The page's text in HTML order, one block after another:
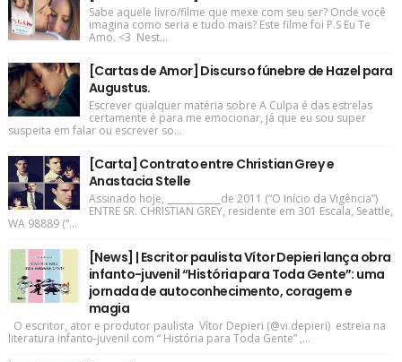
Sabe aquele livro/filme que mexe com seu ser? Onde você
imagina como seria e tudo mais? Este filme foi P.S Eu Te
Amo. <3 Nest...
[Cartas de Amor] Discurso fúnebre de Hazel para
Augustus.
Escrever qualquer matéria sobre A Culpa é das estrelas
certamente é para me emocionar, já que eu sou super
suspeita em falar ou escrever so...
[Carta] Contrato entre Christian Grey e
Anastacia Stelle
Assinado hoje, ____________de 2011 (“O Início da Vigência”)
ENTRE SR. CHRISTIAN GREY, residente em 301 Escala, Seattle,
WA 98889 (“...
[News] | Escritor paulista Vítor Depieri lança obra
infanto-juvenil “História para Toda Gente”: uma
jornada de autoconhecimento, coragem e
magia
O escritor, ator e produtor paulista Vítor Depieri (@vi.depieri) estreia na
literatura infanto-juvenil com “ História para Toda Gente” ,...